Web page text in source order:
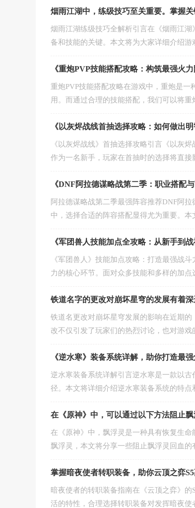
烟雨江湖中，练级技巧至关重要。掌握
烟雨江湖练级技巧全解析引言在《烟雨江
备和技能的关键。本文将为大家详细介绍游
《重炮PVP技能搭配攻略：构筑最强火力
重炮PVP技能搭配攻略在游戏中，重炮是
用。而通过合理的技能搭配，我们可以将重
《以灰烬战线首抽选择攻略：如何做出明
《以灰烬战线》首抽选择攻略引言《以灰
作为一名新手，玩家在首抽时的选择将直接
《DNF阿拉德谋略战第二季：职业搭配
阿拉德谋略战第二季最强阵容推荐DNF阿
中，选择合适的阵容搭配显得尤为重要。本
《军团兽人技能加点全攻略：从新手到战
《军团兽人》技能加点攻略：打造最强战
力的核心环节。面对众多技能和多样的加点
铁道名字的更改对崩坏星穹的发展有着
铁道名更改对崩坏星穹发展的影响在近期
改不仅引发了玩家们的热烈讨论，也对游戏
《逆水寒》装备系统详解，助你打造最
逆水寒装备系统详解引言逆水寒是一款以
径。本文将详细介绍逆水寒装备系统的特点
在《原神》中，可以通过以下方法阻止
在《原神》中，飘浮灵是一种具有恢复生
飘浮灵，本文将分享一些阻止飘浮灵回血
掌握暗夜使者转职装备，助你云顶之弈S5
暗夜使者的转职装备指南在《云顶之弈》
活的特性，合理选择转职装备对发挥暗夜使